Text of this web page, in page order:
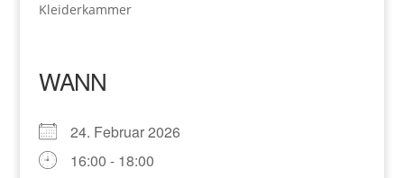
Kleiderkammer
WANN
24. Februar 2026
16:00 - 18:00